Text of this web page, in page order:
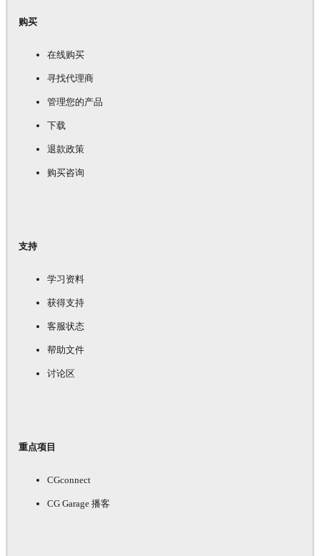
购买
在线购买
寻找代理商
管理您的产品
下载
退款政策
购买咨询
支持
学习资料
获得支持
客服状态
帮助文件
讨论区
重点项目
CGconnect
CG Garage 播客